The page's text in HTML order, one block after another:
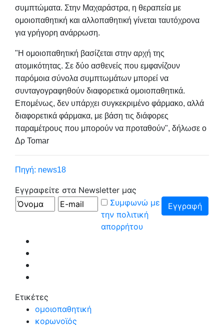
συμπτώματα. Στην Μαχαράστρα, η θεραπεία με
ομοιοπαθητική και αλλοπαθητική γίνεται ταυτόχρονα
για γρήγορη ανάρρωση.
"Η ομοιοπαθητική βασίζεται στην αρχή της
ατομικότητας. Σε δύο ασθενείς που εμφανίζουν
παρόμοια σύνολα συμπτωμάτων μπορεί να
συνταγογραφηθούν διαφορετικά ομοιοπαθητικά.
Επομένως, δεν υπάρχει συγκεκριμένο φάρμακο, αλλά
διαφορετικά φάρμακα, με βάση τις διάφορες
παραμέτρους που μπορούν να προταθούν", δήλωσε ο
Δρ Tomar
Πηγή: news18
Εγγραφείτε στα Newsletter μας
Συμφωνώ με
την πολιτική
απορρήτου
Ετικέτες
ομοιοπαθητική
κορωνοϊός